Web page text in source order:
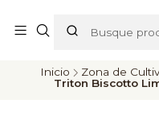
Inicio Zona de
Triton Biscotto